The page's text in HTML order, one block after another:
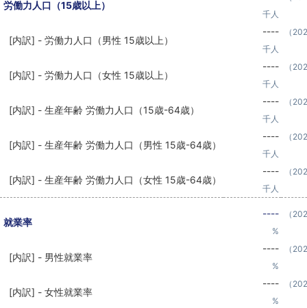
労働力人口（15歳以上）
千人
[内訳] - 労働力人口（男性 15歳以上）
----
千人
（
[内訳] - 労働力人口（女性 15歳以上）
----
千人
（
[内訳] - 生産年齢 労働力人口（15歳-64歳）
----
千人
（
[内訳] - 生産年齢 労働力人口（男性 15歳-64歳）
----
千人
（
[内訳] - 生産年齢 労働力人口（女性 15歳-64歳）
----
千人
（
就業率
----
%
（
[内訳] - 男性就業率
----
%
（
[内訳] - 女性就業率
----
%
（